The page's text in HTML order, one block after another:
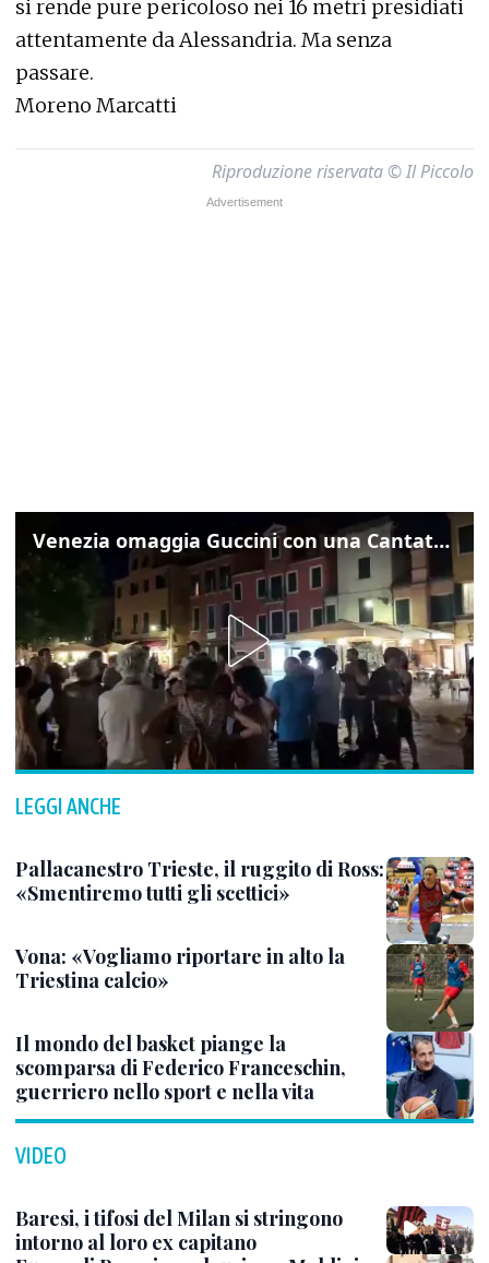
si rende pure pericoloso nei 16 metri presidiati
attentamente da Alessandria. Ma senza
passare.
Moreno Marcatti
Riproduzione riservata © Il Piccolo
Venezia omaggia Guccini con una Cantata Anarchica in campo Santa Margherita
LEGGI ANCHE
Pallacanestro Trieste, il ruggito di Ross:
«Smentiremo tutti gli scettici»
Vona: «Vogliamo riportare in alto la
Triestina calcio»
Il mondo del basket piange la
scomparsa di Federico Franceschin,
guerriero nello sport e nella vita
VIDEO
Baresi, i tifosi del Milan si stringono
intorno al loro ex capitano